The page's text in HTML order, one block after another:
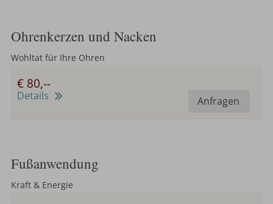
Ohrenkerzen und Nacken
Wohltat für Ihre Ohren
€ 80,--
Anfragen
Details
Fußanwendung
Kraft & Energie